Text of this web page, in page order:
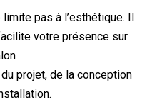
pas à l’esthétique. Il
votre présence sur
projet, de la conception